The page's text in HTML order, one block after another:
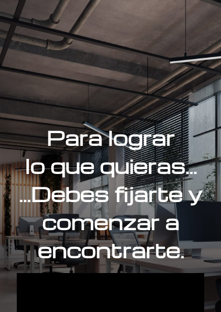
Para lograr
lo que quieras...
...Debes fijarte y
comenzar a
encontrarte.